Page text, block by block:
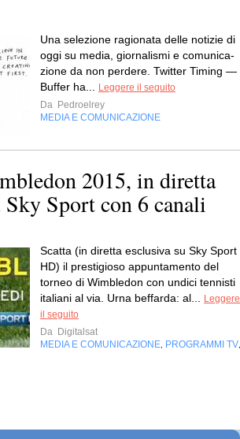
Una sele­zione ragio­nata delle noti­zie di
oggi su media, gior­na­li­smi e comu­ni­ca­
zione da non perdere. Twit­ter Timing —
Buf­fer ha... Leggere il seguito
Da Pedroelrey
MEDIA E COMUNICAZIONE
2015, in diretta
Sky Sport con 6 canali
Scatta (in diretta esclusiva su Sky Sport
HD) il prestigioso appuntamento del
torneo di Wimbledon con undici tennisti
italiani al via. Urna beffarda: al... Leggere
il seguito
Da Digitalsat
MEDIA E COMUNICAZIONE, PROGRAMMI TV,